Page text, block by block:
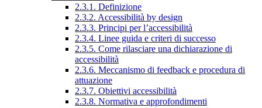
2.3.1. Definizione
2.3.2. Accessibilità by design
2.3.3. Principi per l’accessibilità
2.3.4. Linee guida e criteri di successo
2.3.5. Come rilasciare una dichiarazione di
accessibilità
2.3.6. Meccanismo di feedback e procedura di
attuazione
2.3.7. Obiettivi accessibilità
2.3.8. Normativa e approfondimenti